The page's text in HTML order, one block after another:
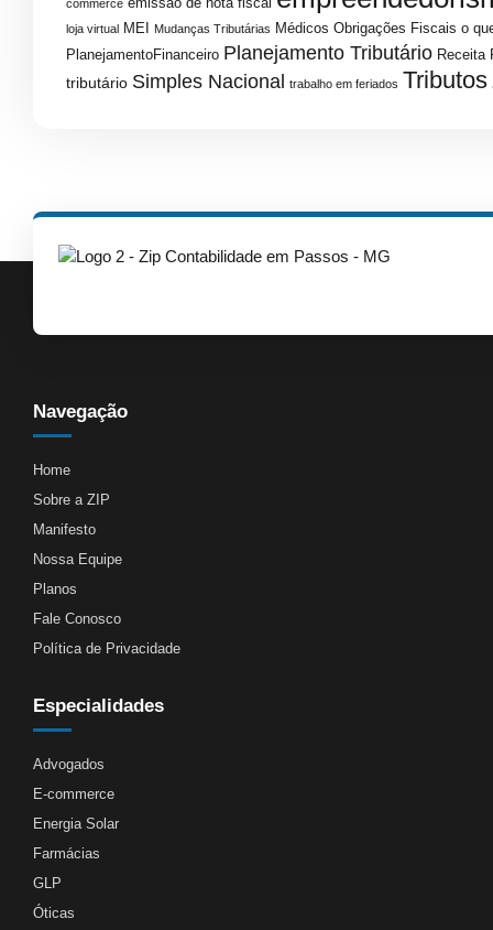
commerce
loja virtual MEI Mudanças Tributárias Médicos Obrigações Fiscais o
PlanejamentoFinanceiro Planejamento Tributário Receita
tributário Simples Nacional trabalho em feriados Tributos
Navegação
Home
Sobre a ZIP
Manifesto
Nossa Equipe
Planos
Fale Conosco
Política de Privacidade
Especialidades
Advogados
E-commerce
Energia Solar
Farmácias
GLP
Óticas